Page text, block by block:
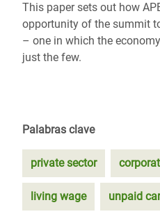
This paper sets out how
opportunity of the summit
– one in which the
just the few.
Palabras clave
private sector
living wage unpaid